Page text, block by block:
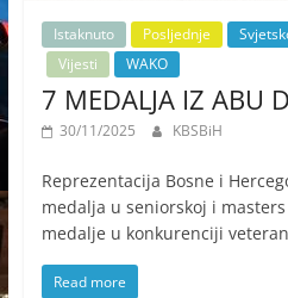
Istaknuto Posljednje
Vijesti
WAKO
7 MEDALJA IZ ABU
30/11/2025 KBSBiH
Reprezentacija Bosne i
medalja u seniorskoj i
medalje u konkurenciji
Read more